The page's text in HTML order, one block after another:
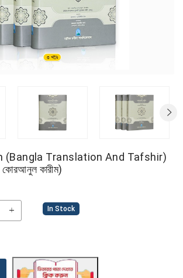
(Bangla Translation And Tafshir)
কারীম)
In Stock